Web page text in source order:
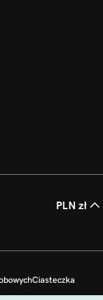
PLN zł
Ciasteczka